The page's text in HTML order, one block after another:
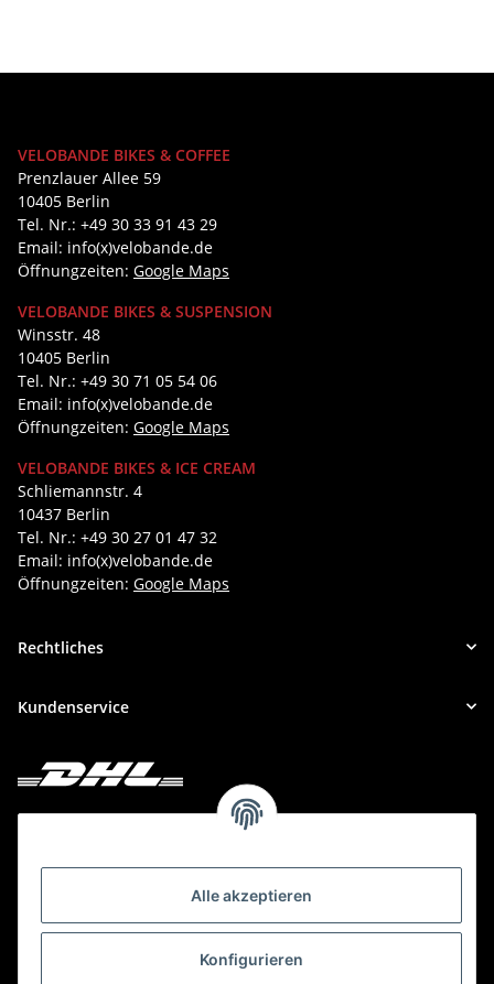
Alle akzeptieren
Konfigurieren
VELOBANDE BIKES & COFFEE
Prenzlauer Allee 59
10405 Berlin
Tel. Nr.: +49 30 33 91 43 29
Email: info(x)velobande.de
Öffnungzeiten: Google Maps
VELOBANDE BIKES & SUSPENSION
Winsstr. 48
10405 Berlin
Tel. Nr.: +49 30 71 05 54 06
Email: info(x)velobande.de
Öffnungzeiten: Google Maps
VELOBANDE BIKES & ICE CREAM
Schliemannstr. 4
10437 Berlin
Tel. Nr.: +49 30 27 01 47 32
Email: info(x)velobande.de
Öffnungzeiten: Google Maps
Rechtliches
Kundenservice
Deine Bestellung versenden wir mit DHL!